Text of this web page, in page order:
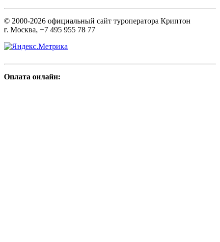
© 2000-2026 официальный сайт туроператора Криптон
г. Москва, +7 495 955 78 77
Оплата онлайн: